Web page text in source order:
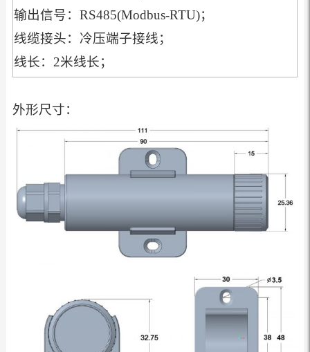
输出信号：RS485(Modbus-RTU)；
线缆接头：冷压端子接线；
线长：2米线长；
外形尺寸：